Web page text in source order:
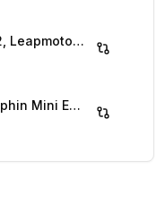
Compare Aion, Dolphin, EX2, Leapmotor 2026 | Veículos Elétricos
BYD Dolphin GS vs BYD Dolphin Mini EV - Comparativo Completo